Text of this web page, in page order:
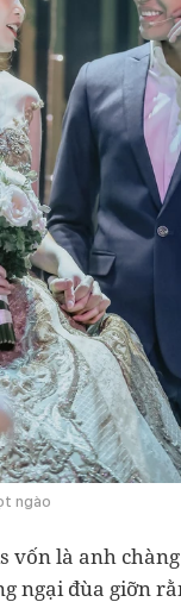
ngào
vốn là anh
ngại đùa giỡn